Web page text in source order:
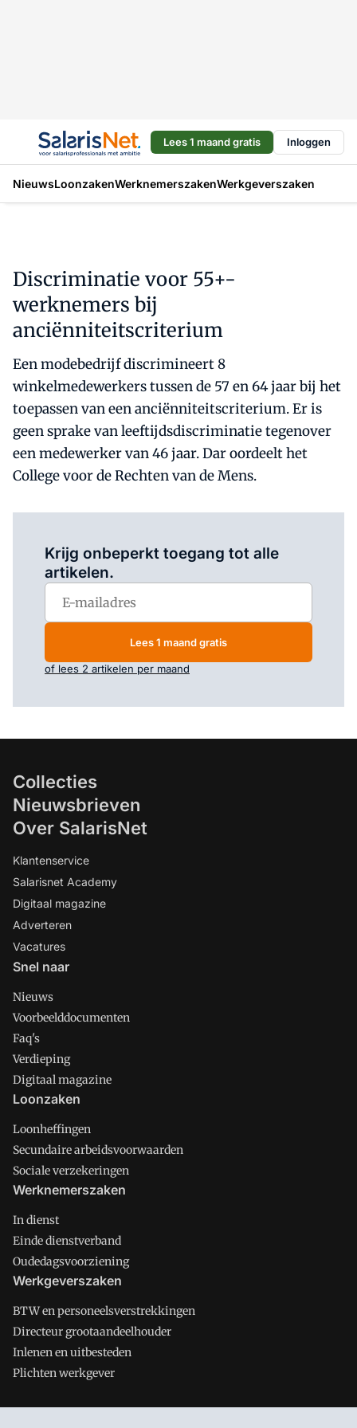
Lees 1 maand gratis Inloggen
NieuwsLoonzakenWerknemerszakenWerkgeverszaken
Discriminatie voor 55+-
werknemers bij
anciënniteitscriterium
Een modebedrijf discrimineert 8
winkelmedewerkers tussen de 57 en 64 jaar bij het
toepassen van een anciënniteitscriterium. Er is
geen sprake van leeftijdsdiscriminatie tegenover
een medewerker van 46 jaar. Dar oordeelt het
College voor de Rechten van de Mens.
Krijg onbeperkt toegang tot alle
artikelen.
Lees 1 maand gratis
of lees 2 artikelen per maand
Collecties
Nieuwsbrieven
Over SalarisNet
Klantenservice
Salarisnet Academy
Digitaal magazine
Adverteren
Vacatures
Snel naar
Nieuws
Voorbeelddocumenten
Faq's
Verdieping
Digitaal magazine
Loonzaken
Loonheffingen
Secundaire arbeidsvoorwaarden
Sociale verzekeringen
Werknemerszaken
In dienst
Einde dienstverband
Oudedagsvoorziening
Werkgeverszaken
BTW en personeelsverstrekkingen
Directeur grootaandeelhouder
Inlenen en uitbesteden
Plichten werkgever